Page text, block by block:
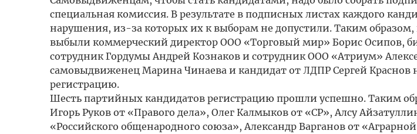
специальная комиссия. В результате в подписных листах каждого
нарушения, из-за которых их к выборам не допустили. Таким
выбыли коммерческий директор ООО «Торговый мир» Борис Осипов,
сотрудник Гордумы Андрей Кознаков и сотрудник ООО «Атриум»
самовыдвиженец Марина Чинаева и кандидат от ЛДПР Сергей Краснов
регистрацию.
Шесть партийных кандидатов регистрацию прошли успешно. Таким
Игорь Руков от «Правого дела», Олег Калмыков от «СР», Алсу
«Российского общенародного союза», Александр Варганов от